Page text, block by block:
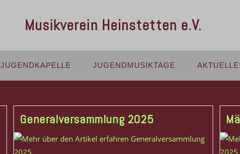
Musikverein Heinstetten e.V.
JUGENDKAPELLE JUGENDMUSIKTAGE
Generalversammlung 2025